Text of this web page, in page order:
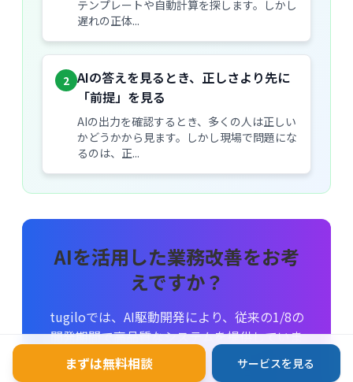
テンプレートや自動計算を探します。しかし
遅れの正体...
2 AIの答えを見るとき、正しさより先に
「前提」を見る
AIの出力を確認するとき、多くの人は正しい
かどうかから見ます。しかし現場で問題にな
るのは、正...
AIを活用した業務改善をお考
えですか？
tugiloでは、AI駆動開発により、従来の1/8の
開発期間で高品質なシステムを提供していま
まずは無料相談 サービスを見る